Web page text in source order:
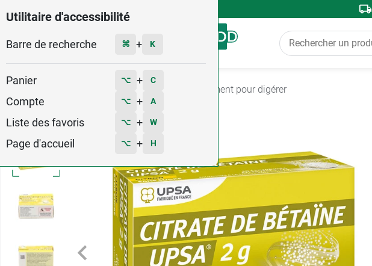
Utilitaire d'accessibilité
Barre de recherche ⌘ + K
Panier ⌥ + C
Compte ⌥ + A
Liste des favoris ⌥ + W
Page d'accueil ⌥ + H
Menu
Médicament pour digérer